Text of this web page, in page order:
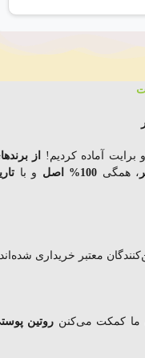
برایت آماده کردیم!
از
، همگی 100% اصل و با
معتبر خریداری
ما کمکت می‌کنن روتین